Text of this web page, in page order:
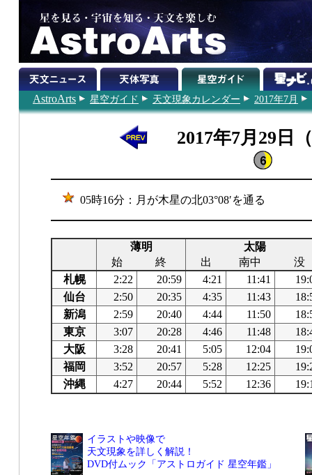
AstroArts 星空ガイド 天文現象カレンダー 2017年7月
2017年7月29日
05時16分：月が木星の北03°08′を通る
薄明
太陽
始
終 出 南中
没
札幌
2:22 20:59 4:21 11:41
仙台
2:50 20:35 4:35 11:43
新潟
2:59 20:40 4:44 11:50
東京
3:07 20:28 4:46 11:48
大阪
3:28 20:41 5:05 12:04
福岡
3:52 20:57 5:28 12:25
沖縄
4:27 20:44 5:52 12:36
イラストや映像で
天文現象を詳しく解説！
DVD付ムック「アストロガイド 星空年鑑」